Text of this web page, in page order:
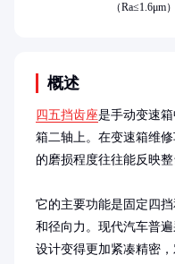
概述
四五挡齿座是手动变速
箱二轴上。在变速箱维
的磨损程度往往能反映整
它的主要功能是固定四
和径向力。现代汽车普
设计变得更加紧凑精密
（Ra≤1.6μm